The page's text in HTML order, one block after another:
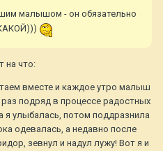
малышом - он обязательно
на что:
вместе и каждое утро малыш
подряд в процессе радостных
я улыбалась, потом поддразнила
одевалась, а недавно после
зевнул и надул лужу! Вот я и